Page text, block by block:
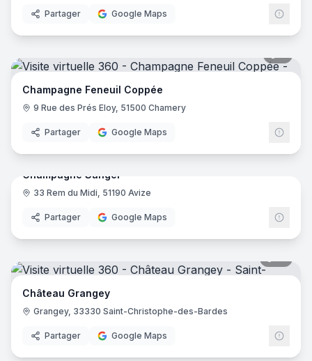
Partager Google Maps
Champagne Feneuil Coppée
9 Rue des Prés Eloy, 51500 Chamery
Partager Google Maps
18
Champagne Sanger
33 Rem du Midi, 51190 Avize
Partager Google Maps
Château Grangey
Grangey, 33330 Saint-Christophe-des-Bardes
Partager Google Maps